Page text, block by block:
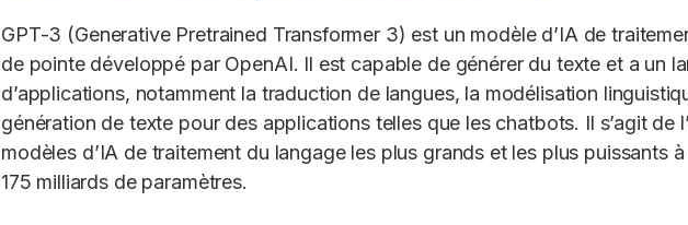
GPT-3 (Generative Pretrained Transformer 3) est un modèle d’IA de
de pointe développé par OpenAI. Il est capable de générer du texte et a un
d’applications, notamment la traduction de langues, la modélisation
génération de texte pour des applications telles que les chatbots. Il s’agit de
modèles d’IA de traitement du langage les plus grands et les plus puissants
175 milliards de paramètres.